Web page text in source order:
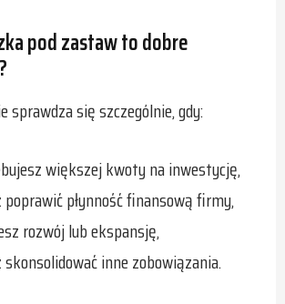
pod zastaw to dobre
sprawdza się szczególnie, gdy:
większej kwoty na inwestycję,
poprawić płynność finansową firmy,
rozwój lub ekspansję,
skonsolidować inne zobowiązania.